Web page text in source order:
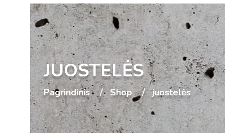
JUOSTELĖS
Pagrindinis Shop juostelės